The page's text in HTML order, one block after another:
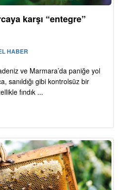
karşı “entegre”
HABER
ve Marmara’da paniğe yol
sanıldığı gibi kontrolsüz bir
fındık ...